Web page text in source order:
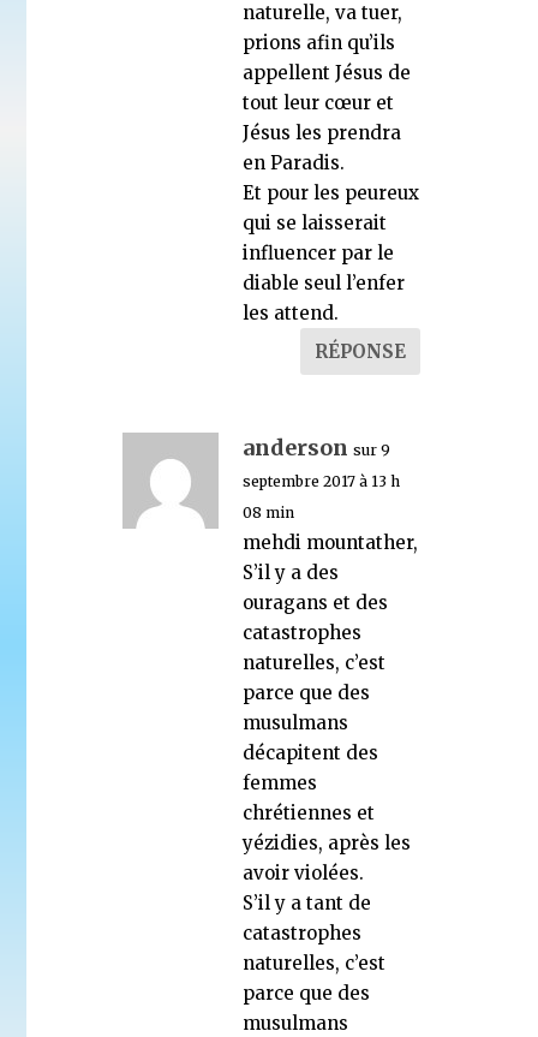
naturelle, va tuer,
prions afin qu’ils
appellent Jésus de
tout leur cœur et
Jésus les prendra
en Paradis.
Et pour les peureux
qui se laisserait
influencer par le
diable seul l’enfer
les attend.
RÉPONSE
anderson sur 9
septembre 2017 à 13 h
08 min
mehdi mountather,
S’il y a des
ouragans et des
catastrophes
naturelles, c’est
parce que des
musulmans
décapitent des
femmes
chrétiennes et
yézidies, après les
avoir violées.
S’il y a tant de
catastrophes
naturelles, c’est
parce que des
musulmans